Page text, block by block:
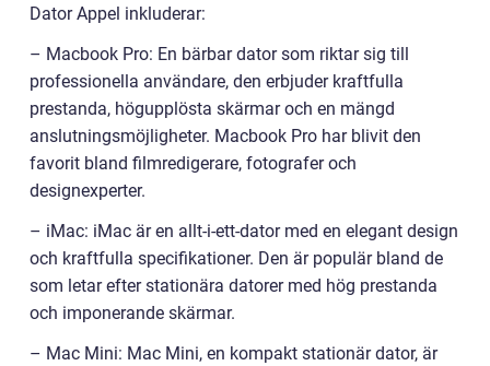
Dator Appel inkluderar:
– Macbook Pro: En bärbar dator som riktar sig till
professionella användare, den erbjuder kraftfulla
prestanda, högupplösta skärmar och en mängd
anslutningsmöjligheter. Macbook Pro har blivit den
favorit bland filmredigerare, fotografer och
designexperter.
– iMac: iMac är en allt-i-ett-dator med en elegant design
och kraftfulla specifikationer. Den är populär bland de
som letar efter stationära datorer med hög prestanda
och imponerande skärmar.
– Mac Mini: Mac Mini, en kompakt stationär dator, är